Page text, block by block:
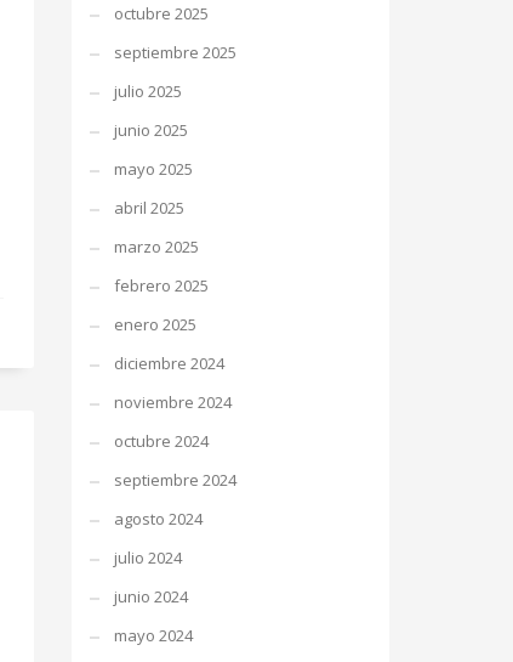
octubre 2025
septiembre 2025
julio 2025
junio 2025
mayo 2025
abril 2025
marzo 2025
febrero 2025
enero 2025
diciembre 2024
noviembre 2024
octubre 2024
septiembre 2024
agosto 2024
julio 2024
junio 2024
mayo 2024